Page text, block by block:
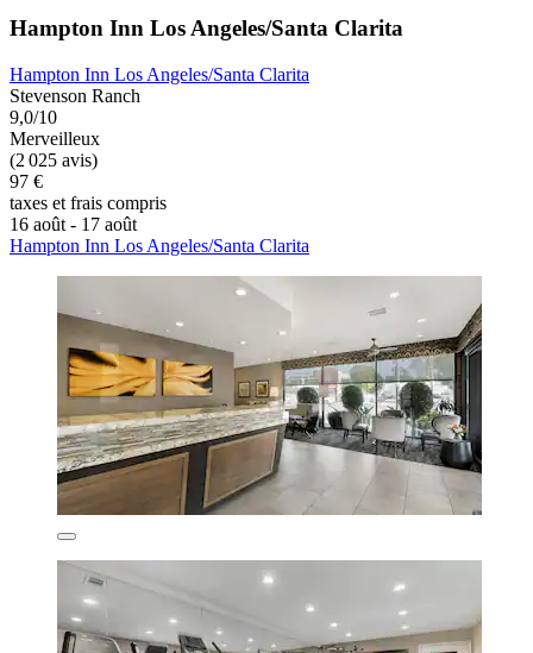
Hampton Inn Los Angeles/Santa Clarita
Hampton Inn Los Angeles/Santa Clarita
Stevenson Ranch
9,0/10
Merveilleux
(2 025 avis)
97 €
taxes et frais compris
16 août - 17 août
Hampton Inn Los Angeles/Santa Clarita